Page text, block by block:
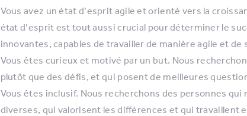
Vous avez un état d’esprit agile et orienté vers la
état d’esprit est tout aussi crucial pour déterminer le
innovantes, capables de travailler de manière agile et
Vous êtes curieux et motivé par un but. Nous
plutôt que des défis, et qui posent de meilleures
Vous êtes inclusif. Nous recherchons des personnes
diverses, qui valorisent les différences et qui travaillent